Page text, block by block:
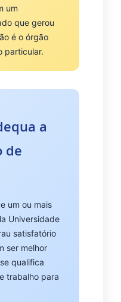
um
que gerou
é o órgão
particular.
a
de
um ou mais
Universidade
satisfatório
ser melhor
qualifica
trabalho para